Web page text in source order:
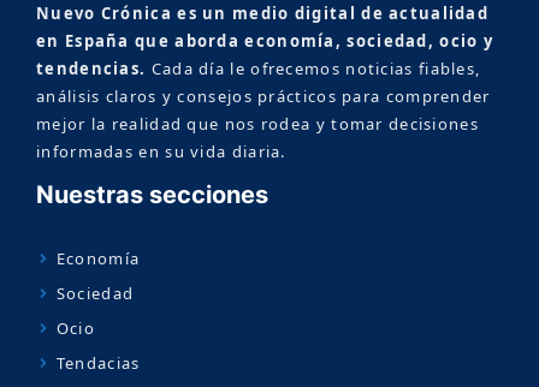
Nuevo Crónica es un medio digital de actualidad
en España que aborda economía, sociedad, ocio y
tendencias. Cada día le ofrecemos noticias fiables,
análisis claros y consejos prácticos para comprender
mejor la realidad que nos rodea y tomar decisiones
informadas en su vida diaria.
Nuestras secciones
Economía
Sociedad
Ocio
Tendacias